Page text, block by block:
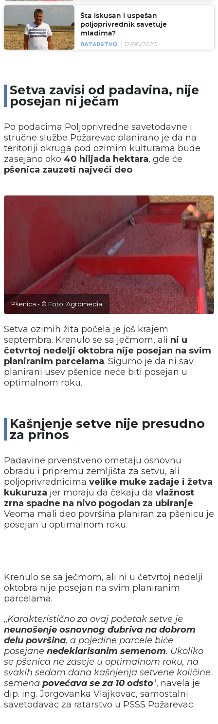
Šta iskusan i uspešan
poljoprivrednik savetuje
mladima?
RATARSTVO
12/08/2020
Setva zavisi od padavina, nije
posejan ni ječam
Po podacima Poljoprivredne savetodavne i
stručne službe Požarevac planirano je da na
teritoriji okruga pod ozimim kulturama bude
zasejano oko 40 hiljada hektara, gde će
pšenica zauzeti najveći deo.
Pšenica - © Foto: Agromedia
Setva ozimih žita počela je još krajem
septembra. Krenulo se sa ječmom, ali ni u
četvrtoj nedelji oktobra nije posejan na svim
planiranim parcelama. Sigurno je da ni sav
planirani usev pšenice neće biti posejan u
optimalnom roku.
Kašnjenje setve nije presudno
za prinos
Padavine prvenstveno ometaju osnovnu
obradu i pripremu zemljišta za setvu, ali
poljoprivrednicima velike muke zadaje i žetva
kukuruza jer moraju da čekaju da vlažnost
zrna spadne na nivo pogodan za ubiranje.
Veoma mali deo površina planiran za pšenicu je
posejan u optimalnom roku.
Krenulo se sa ječmom, ali ni u četvrtoj nedelji
oktobra nije posejan na svim planiranim
parcelama.
„Karakteristično za ovaj početak setve je
neunošenje osnovnog đubriva na dobrom
delu površina, a pojedine parcele biće
posejane nedeklarisanim semenom. Ukoliko
se pšenica ne zaseje u optimalnom roku, na
svakih sedam dana kašnjenja setvene količine
semena povećava se za 10 odsto“, navela je
dip. ing. Jorgovanka Vlajkovac, samostalni
savetodavac za ratarstvo u PSSS Požarevac.